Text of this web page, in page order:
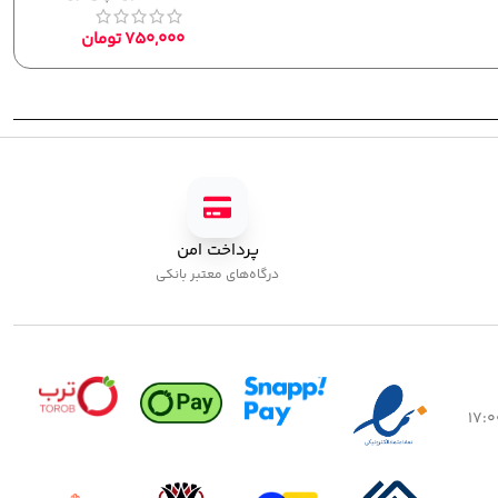
پرداخت امن
درگاه‌های معتبر بانکی